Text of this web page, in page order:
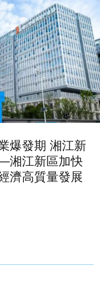
爆發期 湘江新
湘江新區加快
濟高質量發展